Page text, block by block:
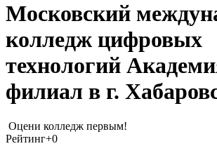
Московский
колледж цифровых
технологий
филиал в г.
Оцени колледж первым!
Рейтинг+0